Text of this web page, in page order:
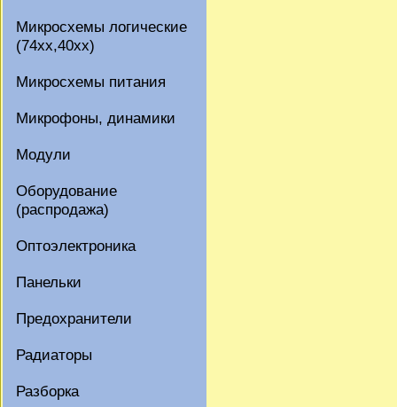
Микросхемы логические
(74xx,40xx)
Микросхемы питания
Микрофоны, динамики
Модули
Оборудование
(распродажа)
Оптоэлектроника
Панельки
Предохранители
Радиаторы
Разборка